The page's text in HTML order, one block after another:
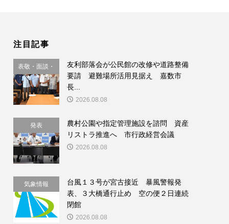
注目記事
表敬・面談・
要請
友利部落会が公民館の改修や道路整備
要請 避難場所活用見据え 嘉数市
長...
2026.08.08
発表
農村公園や指定管理施設を諮問 資産
リストラ推進へ 市行政経営会議
2026.08.08
気象情報
台風１３号が宮古接近 暴風警報発
表、３大橋通行止め 空の便２日連続
閉館
2026.08.08